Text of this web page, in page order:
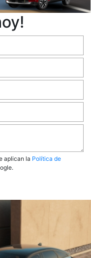
aplican la Política de